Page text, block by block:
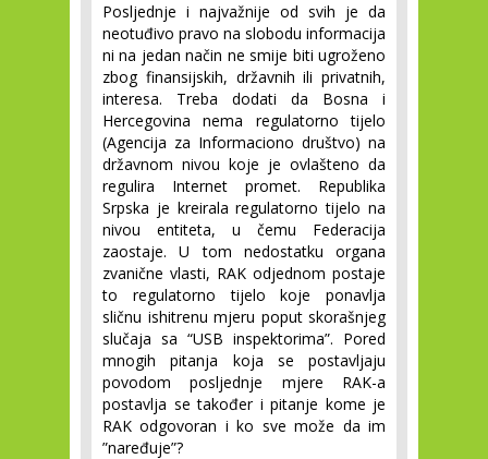
Posljednje i najvažnije od svih je da
neotuđivo pravo na slobodu informacija
ni na jedan način ne smije biti ugroženo
zbog finansijskih, državnih ili privatnih,
interesa. Treba dodati da Bosna i
Hercegovina nema regulatorno tijelo
(Agencija za Informaciono društvo) na
državnom nivou koje je ovlašteno da
regulira Internet promet. Republika
Srpska je kreirala regulatorno tijelo na
nivou entiteta, u čemu Federacija
zaostaje. U tom nedostatku organa
zvanične vlasti, RAK odjednom postaje
to regulatorno tijelo koje ponavlja
sličnu ishitrenu mjeru poput skorašnjeg
slučaja sa “USB inspektorima”. Pored
mnogih pitanja koja se postavljaju
povodom posljednje mjere RAK-a
postavlja se također i pitanje kome je
RAK odgovoran i ko sve može da im
”naređuje”?